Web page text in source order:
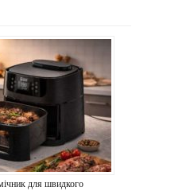
для швидкого